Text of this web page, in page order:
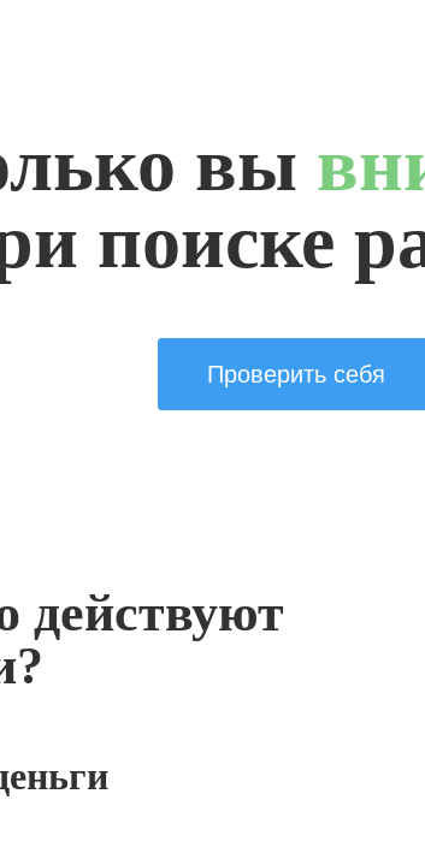
вы
поиске
Проверить себя
действуют